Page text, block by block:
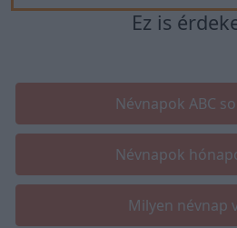
Ez is
Névnapok ABC
Névnapok
Milyen névnap